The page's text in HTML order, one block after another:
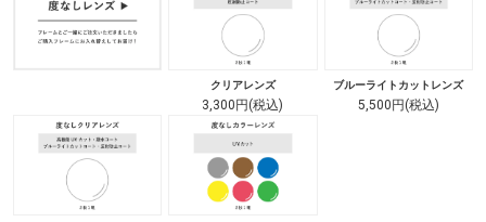
クリアレンズ
3,300円(税込)
ブルーライトカットレンズ
5,500円(税込)